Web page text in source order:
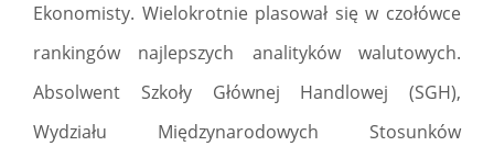
Ekonomisty. Wielokrotnie plasował się w czołówce
rankingów najlepszych analityków walutowych.
Absolwent Szkoły Głównej Handlowej (SGH),
Wydziału Międzynarodowych Stosunków